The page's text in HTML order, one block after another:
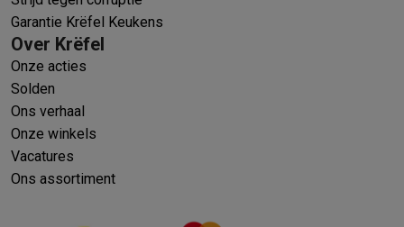
Garantie Krëfel Keukens
Over Krëfel
Onze acties
Solden
Ons verhaal
Onze winkels
Vacatures
Ons assortiment